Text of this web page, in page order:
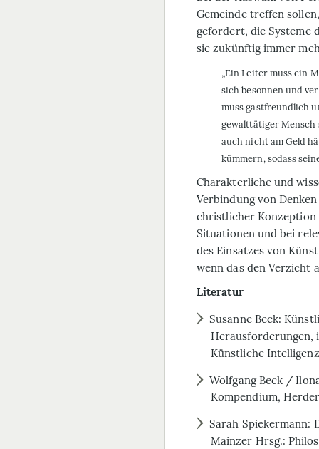
Gemeinde treffen
gefordert, die Systeme
sie zukünftig immer
„Ein Leiter muss ein
sich besonnen und
muss gastfreundlich
gewalttätiger
auch nicht am Geld
kümmern, sodass
Charakterliche und
Verbindung von
christlicher Konzeption
Situationen und bei
des Einsatzes von
wenn das den Verzicht
Literatur
Susanne Beck:
Herausforderungen,
Künstliche
Wolfgang Beck /
Kompendium,
Sarah Spiekermann:
Mainzer Hrsg.: